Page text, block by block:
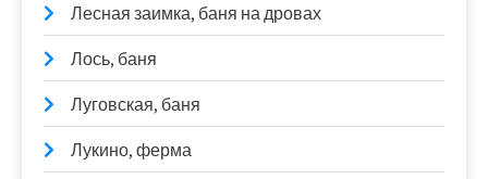
Лесная заимка, баня на дровах
Лось, баня
Луговская, баня
Лукино, ферма